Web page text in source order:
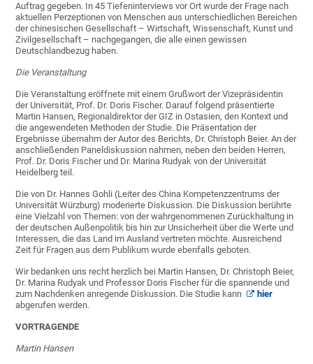
Auftrag gegeben. In 45 Tiefeninterviews vor Ort wurde der Frage nach
aktuellen Perzeptionen von Menschen aus unterschiedlichen Bereichen
der chinesischen Gesellschaft – Wirtschaft, Wissenschaft, Kunst und
Zivilgesellschaft – nachgegangen, die alle einen gewissen
Deutschlandbezug haben.
Die Veranstaltung
Die Veranstaltung eröffnete mit einem Grußwort der Vizepräsidentin
der Universität, Prof. Dr. Doris Fischer. Darauf folgend präsentierte
Martin Hansen, Regionaldirektor der GIZ in Ostasien, den Kontext und
die angewendeten Methoden der Studie. Die Präsentation der
Ergebnisse übernahm der Autor des Berichts, Dr. Christoph Beier. An der
anschließenden Paneldiskussion nahmen, neben den beiden Herren,
Prof. Dr. Doris Fischer und Dr. Marina Rudyak von der Universität
Heidelberg teil.
Die von Dr. Hannes Gohli (Leiter des China Kompetenzzentrums der
Universität Würzburg) moderierte Diskussion. Die Diskussion berührte
eine Vielzahl von Themen: von der wahrgenommenen Zurückhaltung in
der deutschen Außenpolitik bis hin zur Unsicherheit über die Werte und
Interessen, die das Land im Ausland vertreten möchte. Ausreichend
Zeit für Fragen aus dem Publikum wurde ebenfalls geboten.
Wir bedanken uns recht herzlich bei Martin Hansen, Dr. Christoph Beier,
Dr. Marina Rudyak und Professor Doris Fischer für die spannende und
zum Nachdenken anregende Diskussion. Die Studie kann
hier
abgerufen werden.
VORTRAGENDE
Martin Hansen